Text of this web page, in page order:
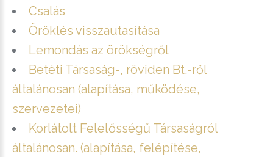
Csalás
Öröklés visszautasítása
Lemondás az örökségről
Betéti Társaság-, röviden Bt.-ről
általánosan (alapítása, működése,
szervezetei)
Korlátolt Felelősségű Társaságról
általánosan. (alapítása, felépítése,